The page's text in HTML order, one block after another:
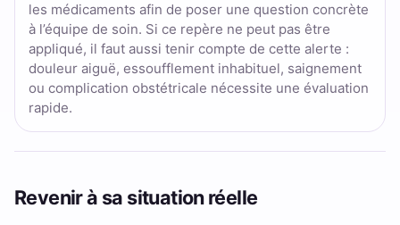
les médicaments afin de poser une question concrète
à l’équipe de soin. Si ce repère ne peut pas être
appliqué, il faut aussi tenir compte de cette alerte :
douleur aiguë, essoufflement inhabituel, saignement
ou complication obstétricale nécessite une évaluation
rapide.
Revenir à sa situation réelle